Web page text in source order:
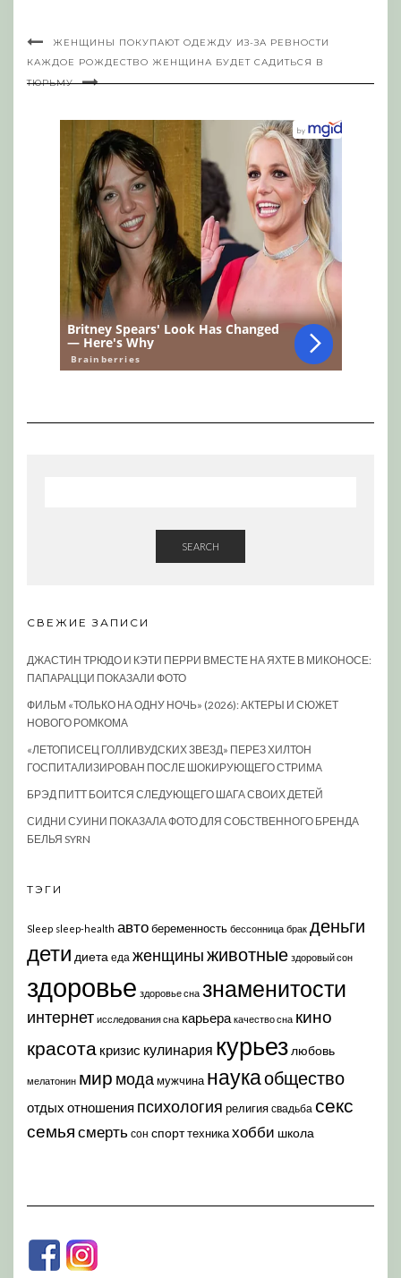
ЖЕНЩИНЫ ПОКУПАЮТ ОДЕЖДУ ИЗ-ЗА РЕВНОСТИ
КАЖДОЕ РОЖДЕСТВО ЖЕНЩИНА БУДЕТ САДИТЬСЯ В
ТЮРЬМУ
SEARCH
СВЕЖИЕ ЗАПИСИ
ДЖАСТИН ТРЮДО И КЭТИ ПЕРРИ ВМЕСТЕ НА ЯХТЕ В МИКОНОСЕ:
ПАПАРАЦЦИ ПОКАЗАЛИ ФОТО
ФИЛЬМ «ТОЛЬКО НА ОДНУ НОЧЬ» (2026): АКТЕРЫ И СЮЖЕТ
НОВОГО РОМКОМА
«ЛЕТОПИСЕЦ ГОЛЛИВУДСКИХ ЗВЕЗД» ПЕРЕЗ ХИЛТОН
ГОСПИТАЛИЗИРОВАН ПОСЛЕ ШОКИРУЮЩЕГО СТРИМА
БРЭД ПИТТ БОИТСЯ СЛЕДУЮЩЕГО ШАГА СВОИХ ДЕТЕЙ
СИДНИ СУИНИ ПОКАЗАЛА ФОТО ДЛЯ СОБСТВЕННОГО БРЕНДА
БЕЛЬЯ SYRN
ТЭГИ
Sleep sleep-health автобеременность бессонница брак деньги
дети диета еда женщиныживотные здоровый сон
здоровье здоровье сна знаменитости
интернет исследования сна карьера качество сна кино
красота кризис кулинария курьез любовь
мелатонин мир модамужчина наукаобщество
отдых отношения психология религия свадьба секс
семья смерть сон спорттехникахобби школа